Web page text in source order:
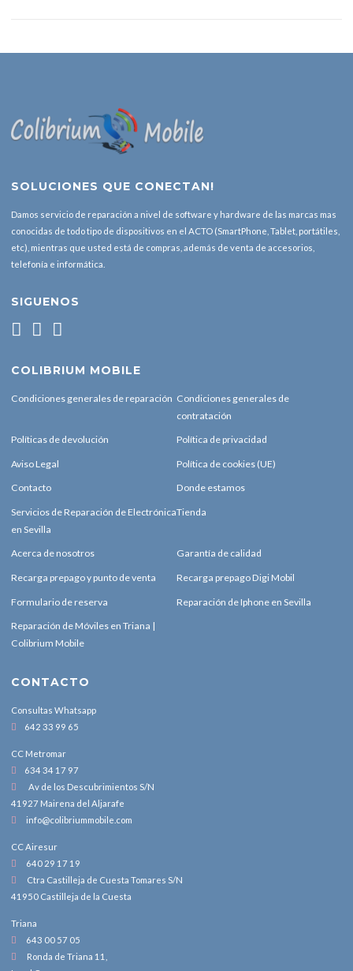
SOLUCIONES QUE CONECTAN!
Damos servicio de reparación a nivel de software y hardware de las marcas mas
conocidas de todo tipo de dispositivos en el ACTO (SmartPhone, Tablet, portátiles,
etc), mientras que usted está de compras, además de venta de accesorios,
telefonía e informática.
SIGUENOS
COLIBRIUM MOBILE
Condiciones generales de reparación Condiciones generales de
contratación
Políticas de devolución Política de privacidad
Aviso Legal Política de cookies (UE)
Contacto Donde estamos
Servicios de Reparación de Electrónica
en Sevilla
Tienda
Acerca de nosotros Garantía de calidad
Recarga prepago y punto de venta Recarga prepago Digi Mobil
Formulario de reserva Reparación de Iphone en Sevilla
Reparación de Móviles en Triana |
Colibrium Mobile
CONTACTO
Consultas Whatsapp
642 33 99 65
CC Metromar
634 34 17 97
Av de los Descubrimientos S/N
41927 Mairena del Aljarafe
info@colibriummobile.com
CC Airesur
640 29 17 19
Ctra Castilleja de Cuesta Tomares S/N
41950 Castilleja de la Cuesta
Triana
643 00 57 05
Ronda de Triana 11,